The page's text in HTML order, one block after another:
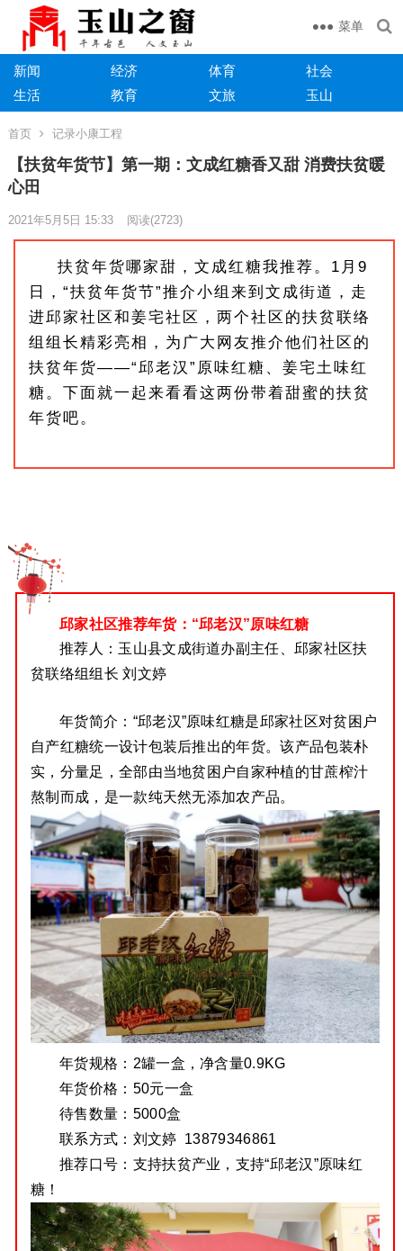
菜单
新闻 经济 体育
社会
生活
教育 文旅 玉山
首页 记录小康工程
【扶贫年货节】第一期：文成红糖香又甜 消费扶贫暖
心田
2021年5月5日 15:33 阅读(2723)
扶贫年货哪家甜，文成红糖我推荐。1月9
日，“扶贫年货节”推介小组来到文成街道，走
进邱家社区和姜宅社区，两个社区的扶贫联络
组组长精彩亮相，为广大网友推介他们社区的
扶贫年货——“邱老汉”原味红糖、姜宅土味红
糖。下面就一起来看看这两份带着甜蜜的扶贫
年货吧。
邱家社区推荐年货：“邱老汉”原味红糖
推荐人： 玉山县文成街道办副主任、邱家社区扶
贫联络组组长 刘文婷
年货简介： “邱老汉”原味红糖是邱家社区对贫困户
自产红糖统一设计包装后推出的年货。该产品包装朴
实，分量足，全部由当地贫困户自家种植的甘蔗榨汁
熬制而成，是一款纯天然无添加农产品。
年货规格： 2罐一盒，净含量0.9KG
年货价格： 50元一盒
待售数量： 5000盒
联系方式： 刘文婷 13879346861
推荐口号： 支持扶贫产业，支持“邱老汉”原味红
糖！